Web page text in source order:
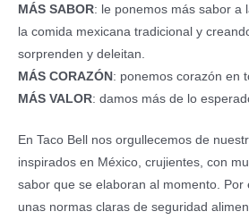
MÁS SABOR: le ponemos más sabor a
la comida mexicana tradicional y
sorprenden y deleitan.
MÁS CORAZÓN: ponemos corazón en
MÁS VALOR: damos más de lo
En Taco Bell nos orgullecemos de
inspirados en México, crujientes, con
sabor que se elaboran al momento. Por
unas normas claras de seguridad